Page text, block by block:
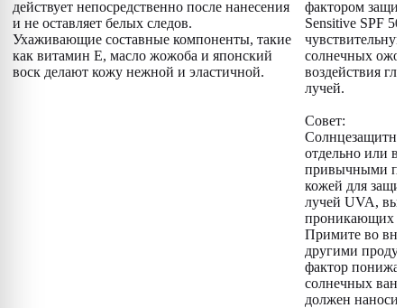
действует непосредственно после нанесения
и не оставляет белых следов.
Ухаживающие составные компоненты, такие
как витамин E, масло жожоба и японский
воск делают кожу нежной и эластичной.
фактором
Sensitive SPF
солнечных
воздействия
лучей.
Совет:
отдельно или в
привычными
кожей для
лучей UVA,
проникающих
Примите во
другими
фактор
солнечных
должен